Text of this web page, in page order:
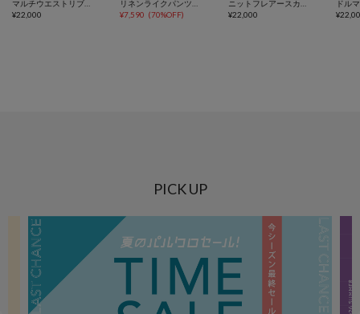
¥22,000
¥7,590 (70%OFF)
¥22,000 ¥
PICK UP